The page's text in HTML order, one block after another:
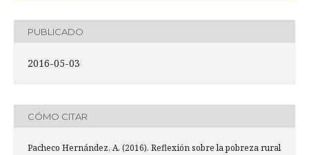
PUBLICADO
2016-05-03
CÓMO CITAR
Pacheco Hernández, A. (2016). Reflexión sobre la pobreza rural